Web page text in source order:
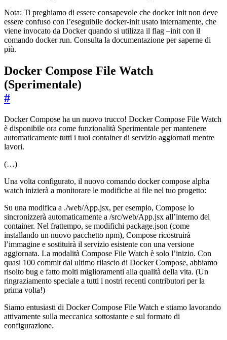
Nota: Ti preghiamo di essere consapevole che docker init non deve
essere confuso con l’eseguibile docker-init usato internamente, che
viene invocato da Docker quando si utilizza il flag –init con il
comando docker run. Consulta la documentazione per saperne di
più.
Docker Compose File Watch
(Sperimentale)
#
Docker Compose ha un nuovo trucco! Docker Compose File Watch
è disponibile ora come funzionalità Sperimentale per mantenere
automaticamente tutti i tuoi container di servizio aggiornati mentre
lavori.
(…)
Una volta configurato, il nuovo comando docker compose alpha
watch inizierà a monitorare le modifiche ai file nel tuo progetto:
Su una modifica a ./web/App.jsx, per esempio, Compose lo
sincronizzerà automaticamente a /src/web/App.jsx all’interno del
container. Nel frattempo, se modifichi package.json (come
installando un nuovo pacchetto npm), Compose ricostruirà
l’immagine e sostituirà il servizio esistente con una versione
aggiornata. La modalità Compose File Watch è solo l’inizio. Con
quasi 100 commit dal ultimo rilascio di Docker Compose, abbiamo
risolto bug e fatto molti miglioramenti alla qualità della vita. (Un
ringraziamento speciale a tutti i nostri recenti contributori per la
prima volta!)
Siamo entusiasti di Docker Compose File Watch e stiamo lavorando
attivamente sulla meccanica sottostante e sul formato di
configurazione.